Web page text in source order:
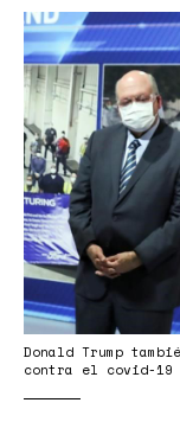
Donald
Donald Trump
contra el covid-19